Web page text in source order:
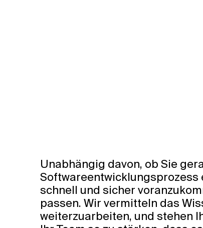
Unabhängig davon, ob Sie
Softwareentwicklungsprozess
schnell und sicher
passen. Wir vermitteln das
weiterzuarbeiten, und stehen